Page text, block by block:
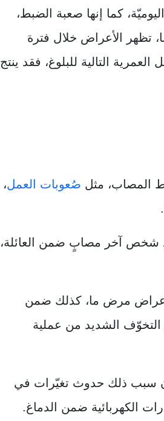
كما إنها صعبة الضبط،
تظهر الأعراض خلال فترة
التالية للبلوغ، فقد ينتج
المصاب، مثل صُعوبات العمل،
شخص آخر مصابٍ ضمن العائلة،
لأعراض مرض ما، كذلك ضمن
التخوّف الشديد من عملية
سبب ذلك حدوث تغيّرات في
الكهربائية ضمن الدماغ.